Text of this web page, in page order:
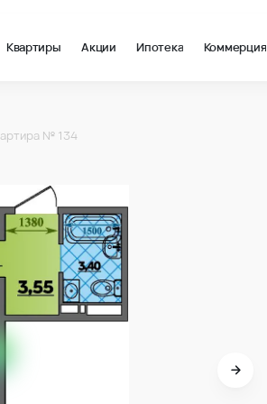
Квартиры Акции Ипотека Коммерция
№ 134